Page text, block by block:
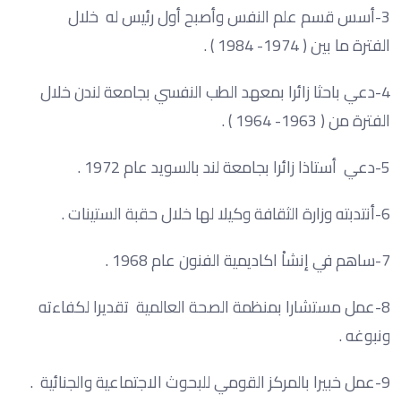
3-أسس قسم علم النفس وأصبح أول رئيس له خلال
الفترة ما بين ( 1974- 1984 ) .
4-دعي باحثا زائرا بمعهد الطب النفسي بجامعة لندن خلال
الفترة من ( 1963- 1964 ) .
5-دعي أستاذا زائرا بجامعة لند بالسويد عام 1972 .
6-أنتدبته وزارة الثقافة وكيلا لها خلال حقبة الستينات .
7-ساهم في إنشاْ اكاديمية الفنون عام 1968 .
8-عمل مستشارا بمنظمة الصحة العالمية تقديرا لكفاءته
ونبوغه .
9-عمل خبيرا بالمركز القومي للبحوث الاجتماعية والجنائية .